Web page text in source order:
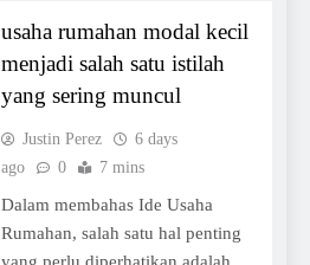
usaha rumahan modal kecil
menjadi salah satu istilah
yang sering muncul
Justin Perez
6 days
ago
0 7 mins
Dalam membahas Ide Usaha
Rumahan, salah satu hal penting